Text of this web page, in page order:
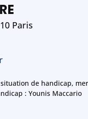
Paris
de handicap,
: Younis Maccario